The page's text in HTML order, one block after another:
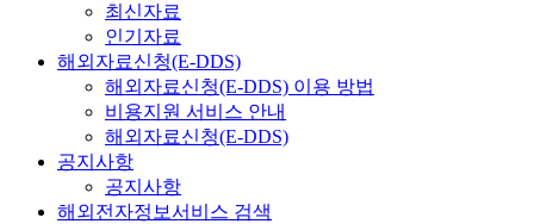
최신자료
인기자료
해외자료신청(E-DDS)
해외자료신청(E-DDS) 이용 방법
비용지원 서비스 안내
해외자료신청(E-DDS)
공지사항
공지사항
해외전자정보서비스 검색